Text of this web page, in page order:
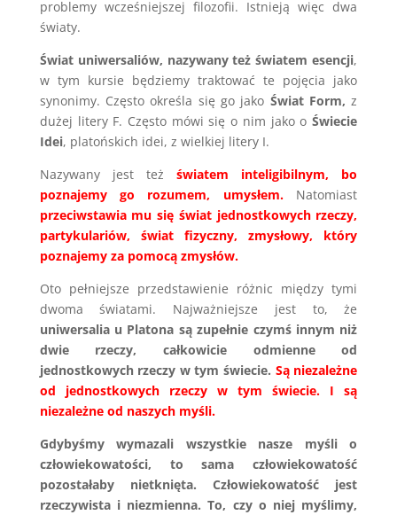
problemy wcześniejszej filozofii. Istnieją więc dwa
światy.
Świat uniwersaliów, nazywany też światem esencji,
w tym kursie będziemy traktować te pojęcia jako
synonimy. Często określa się go jako Świat Form, z
dużej litery F. Często mówi się o nim jako oŚwiecie
Idei, platońskich idei, z wielkiej litery I.
Nazywany jest teżświatem inteligibilnym, bo
poznajemy go rozumem, umysłem. Natomiast
przeciwstawia mu się świat jednostkowych rzeczy,
partykulariów, świat fizyczny, zmysłowy, który
poznajemy za pomocą zmysłów.
Oto pełniejsze przedstawienie różnic między tymi
dwoma światami. Najważniejsze jest to, że
uniwersalia u Platona są zupełnie czymś innym niż
dwie rzeczy, całkowicie odmienne od
jednostkowych rzeczy w tym świecie. Są niezależne
od jednostkowych rzeczy w tym świecie. I są
niezależne od naszych myśli.
Gdybyśmy wymazali wszystkie nasze myśli o
człowiekowatości, to sama człowiekowatość
pozostałaby nietknięta. Człowiekowatość jest
rzeczywista i niezmienna. To, czy o niej myślimy,